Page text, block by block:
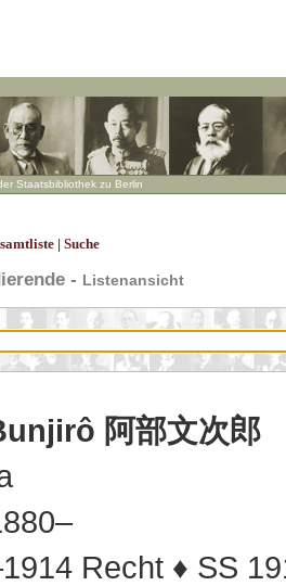
Staatsbibliothek zu Berlin
Suche
- Listenansicht
阿部文次郎
Recht ♦ SS